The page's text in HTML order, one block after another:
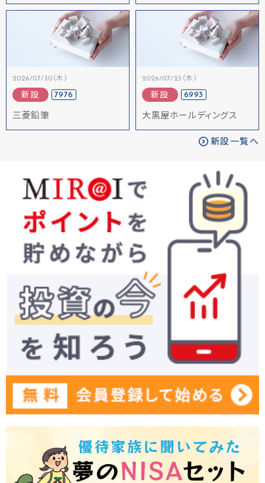
2026/07/30（木）
新設 7976
三菱鉛筆
2026/07/23（木）
新設 6993
大黒屋ホールディングス
新設一覧へ